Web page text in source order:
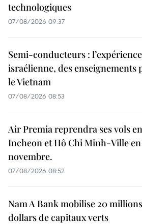
technologiques
07/08/2026 09:37
Semi-conducteurs : l’expérience
israélienne, des enseignements
le Vietnam
07/08/2026 08:53
Air Premia reprendra ses vols
Incheon et Hô Chi Minh-Ville en
novembre.
07/08/2026 08:52
Nam A Bank mobilise 20
dollars de capitaux verts